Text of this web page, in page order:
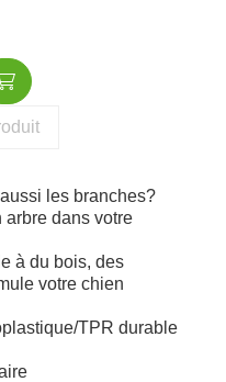
les branches?
arbre dans votre
à du bois, des
votre chien
TPR durable